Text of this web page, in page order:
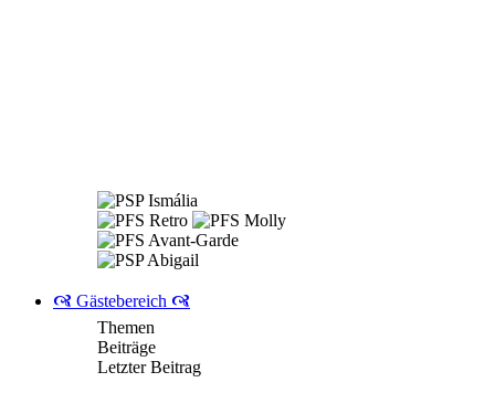
🙧 Gästebereich 🙧
Themen
Beiträge
Letzter Beitrag